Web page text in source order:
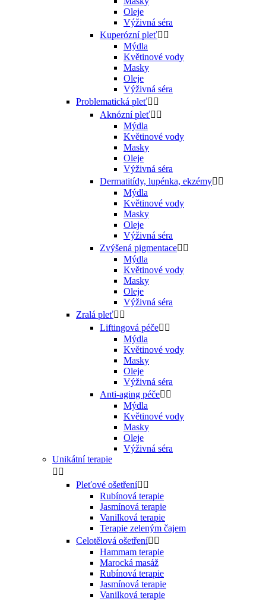
Oleje
Výživná séra
Kuperózní pleť 
Mýdla
Květinové vody
Masky
Oleje
Výživná séra
Problematická pleť 
Aknózní pleť 
Mýdla
Květinové vody
Masky
Oleje
Výživná séra
Dermatitídy, lupénka, ekzémy 
Mýdla
Květinové vody
Masky
Oleje
Výživná séra
Zvýšená pigmentace 
Mýdla
Květinové vody
Masky
Oleje
Výživná séra
Zralá pleť 
Liftingová péče 
Mýdla
Květinové vody
Masky
Oleje
Výživná séra
Anti-aging péče 
Mýdla
Květinové vody
Masky
Oleje
Výživná séra
Unikátní terapie
 
Pleťové ošetření 
Rubínová terapie
Jasmínová terapie
Vanilková terapie
Terapie zeleným čajem
Celotělová ošetření 
Hammam terapie
Marocká masáž
Rubínová terapie
Jasmínová terapie
Vanilková terapie